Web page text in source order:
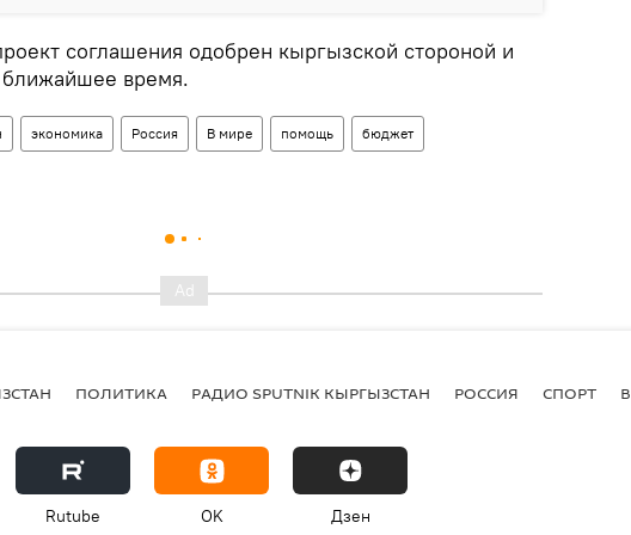
соглашения одобрен кыргызской стороной и
ближайшее время.
экономика Россия В мире помощь бюджет
ПОЛИТИКА РАДИО SPUTNIK КЫРГЫЗСТАН РОССИЯ СПОРТ
Rutube OK Дзен